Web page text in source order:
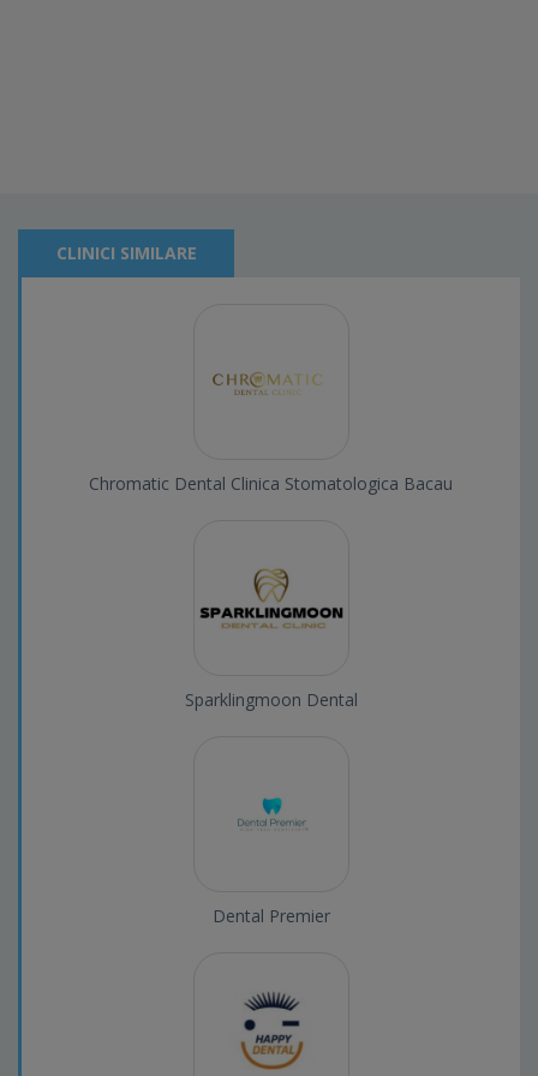
CLINICI SIMILARE
Chromatic Dental Clinica Stomatologica Bacau
Sparklingmoon Dental
Dental Premier